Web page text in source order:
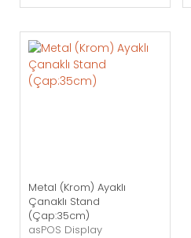
Metal (Krom) Ayaklı
Çanaklı Stand
(Çap:35cm)
asPOS Display